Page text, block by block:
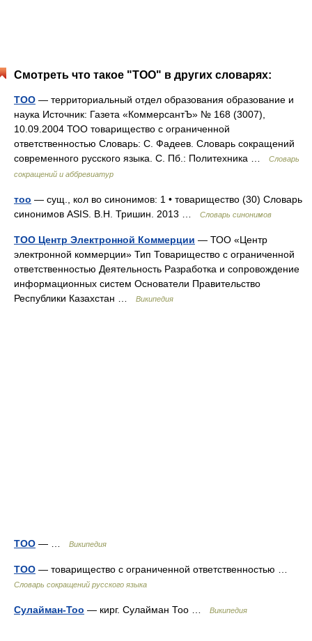
Смотреть что такое "ТОО" в других словарях:
ТОО — территориальный отдел образования образование и
наука Источник: Газета «КоммерсантЪ» № 168 (3007),
10.09.2004 ТОО товарищество с ограниченной
ответственностью Словарь: С. Фадеев. Словарь сокращений
современного русского языка. С. Пб.: Политехника …
Словарь
сокращений и аббревиатур
тоо — сущ., кол во синонимов: 1 • товарищество (30) Словарь
синонимов ASIS. В.Н. Тришин. 2013 …
Словарь синонимов
ТОО Центр Электронной Коммерции — ТОО «Центр
электронной коммерции» Тип Товарищество с ограниченной
ответственностью Деятельность Разработка и сопровождение
информационных систем Основатели Правительство
Республики Казахстан …
Википедия
ТОО — … Википедия
ТОО — товарищество с ограниченной ответственностью …
Словарь сокращений русского языка
Сулайман-Тоо — кирг. Сулайман Тоо … Википедия